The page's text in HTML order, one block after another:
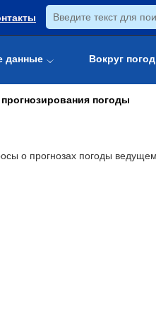
данные Вокруг
погоды
о прогнозах погоды